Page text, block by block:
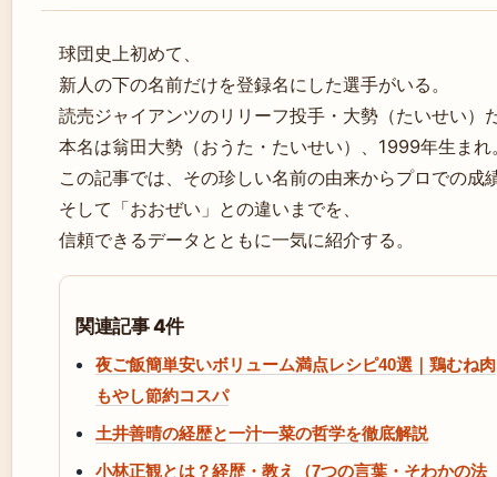
球団史上初めて、
新人の下の名前だけを登録名にした選手がいる。
読売ジャイアンツのリリーフ投手・大勢（たいせい）
本名は翁田大勢（おうた・たいせい）、1999年生まれ
この記事では、その珍しい名前の由来からプロでの成
そして「おおぜい」との違いまでを、
信頼できるデータとともに一気に紹介する。
関連記事 4件
夜ご飯簡単安いボリューム満点レシピ40選｜鶏むね肉
もやし節約コスパ
土井善晴の経歴と一汁一菜の哲学を徹底解説
小林正観とは？経歴・教え（7つの言葉・そわかの法